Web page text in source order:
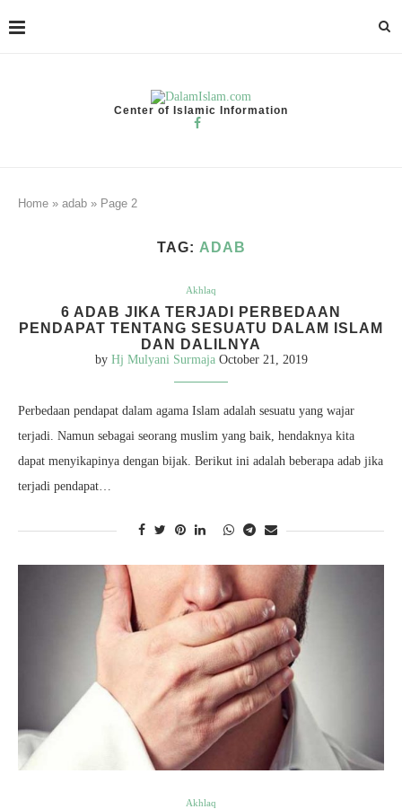
Center of Islamic Information
Home » adab » Page 2
TAG: ADAB
Akhlaq
6 ADAB JIKA TERJADI PERBEDAAN
PENDAPAT TENTANG SESUATU DALAM ISLAM
DAN DALILNYA
by Hj Mulyani Surmaja October 21, 2019
Perbedaan pendapat dalam agama Islam adalah sesuatu yang wajar
terjadi. Namun sebagai seorang muslim yang baik, hendaknya kita
dapat menyikapinya dengan bijak. Berikut ini adalah beberapa adab jika
terjadi pendapat…
Akhlaq